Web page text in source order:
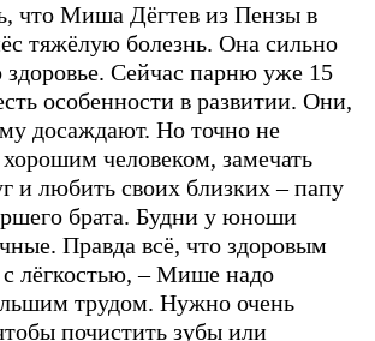
что Миша Дёгтев из Пензы в
тяжёлую болезнь. Она сильно
здоровье. Сейчас парню уже 15
особенности в развитии. Они,
досаждают. Но точно не
человеком, замечать
и любить своих близких – папу
брата. Будни у юноши
Правда всё, что здоровым
лёгкостью, – Мише надо
трудом. Нужно очень
почистить зубы или